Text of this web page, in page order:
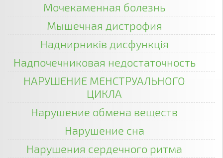
Мочекаменная болезнь
Мышечная дистрофия
Наднирників дисфункція
Надпочечниковая недостаточность
НАРУШЕНИЕ МЕНСТРУАЛЬНОГО
ЦИКЛА
Нарушение обмена веществ
Нарушение сна
Нарушения сердечного ритма